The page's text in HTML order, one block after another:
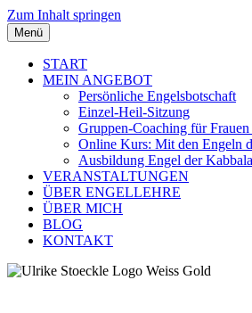
Zum Inhalt springen
Menü
START
MEIN ANGEBOT
Persönliche Engelsbotschaft
Einzel-Heil-Sitzung
Gruppen-Coaching für
Online Kurs: Mit den Engeln
Ausbildung Engel der
VERANSTALTUNGEN
ÜBER ENGELLEHRE
ÜBER MICH
BLOG
KONTAKT